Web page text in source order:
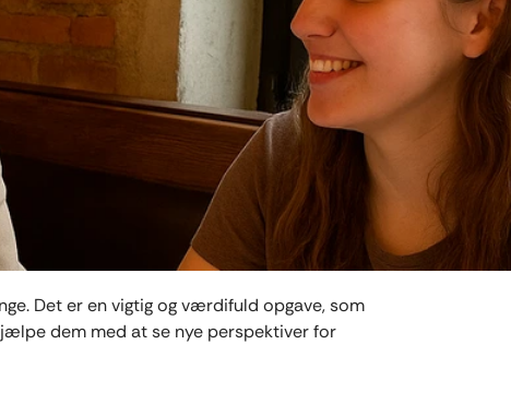
Det er en vigtig og værdifuld opgave, som
dem med at se nye perspektiver for